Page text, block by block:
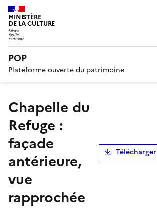
MINISTÈRE
DE LA CULTURE
POP
Plateforme ouverte du patrimoine
Chapelle du
Refuge :
façade
antérieure,
vue
rapprochée
Télécharger